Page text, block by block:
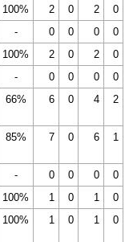
100% 2 0 2
0
- 0 0 0
0
100% 2 0 2
0
- 0 0 0 0
66% 6 0 4 2
85% 7 0 6 1
- 0 0 0
0
100% 1 0 1 0
100% 1 0 1 0